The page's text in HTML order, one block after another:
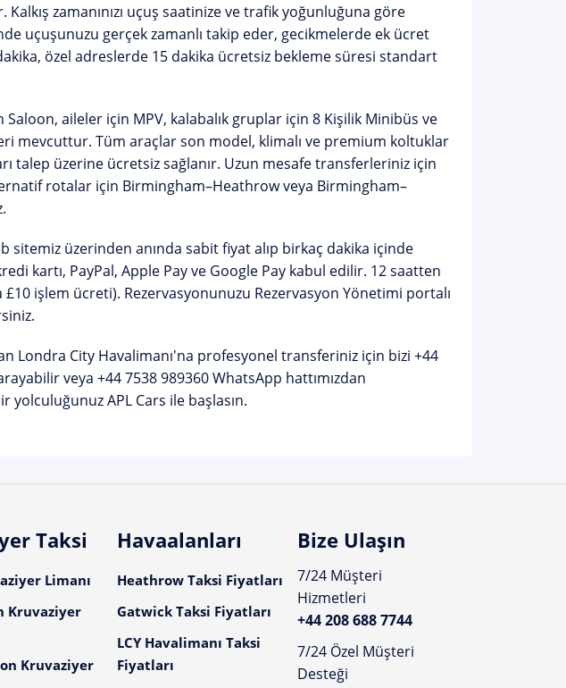
Kalkış zamanınızı uçuş saatinize ve trafik yoğunluğuna göre
uçuşunuzu gerçek zamanlı takip eder, gecikmelerde ek ücret
özel adreslerde 15 dakika ücretsiz bekleme süresi standart
Saloon, aileler için MPV, kalabalık gruplar için 8 Kişilik Minibüs ve
mevcuttur. Tüm araçlar son model, klimalı ve premium koltuklar
talep üzerine ücretsizsağlanır. Uzun mesafe transferleriniz için
rotalar için Birmingham–Heathrowveya Birmingham–
sitemiz üzerinden anında sabit fiyat alıp birkaç dakika içinde
kartı, PayPal, Apple Pay ve Google Pay kabul edilir. 12 saatten
işlem ücreti). Rezervasyonunuzu Rezervasyon Yönetimi portalı
Londra City Havalimanı'na profesyonel transferiniz için bizi +44
veya +44 7538 989360WhatsApp hattımızdan
APL Cars ile başlasın.
Taksi
Limanı
Kruvaziyer
Kruvaziyer
Havaalanları
Heathrow Taksi Fiyatları
Gatwick Taksi Fiyatları
LCY Havalimanı Taksi
Fiyatları
Bize Ulaşın
7/24 Müşteri
Hizmetleri
+44 208 688 7744
7/24 Özel Müşteri
Desteği